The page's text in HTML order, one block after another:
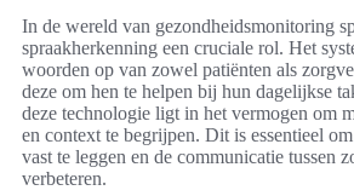
In de wereld van gezondheidsmonitoring
spraakherkenning een cruciale rol. Het
woorden op van zowel patiënten als
deze om hen te helpen bij hun dagelijkse
deze technologie ligt in het vermogen om
en context te begrijpen. Dit is essentieel
vast te leggen en de communicatie tussen
verbeteren.